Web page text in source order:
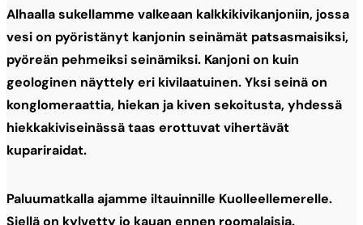
Alhaalla sukellamme valkeaan kalkkikivikanjoniin, jossa
vesi on pyöristänyt kanjonin seinämät patsasmaisiksi,
pyöreän pehmeiksi seinämiksi. Kanjoni on kuin
geologinen näyttely eri kivilaatuinen. Yksi seinä on
konglomeraattia, hiekan ja kiven sekoitusta, yhdessä
hiekkakiviseinässä taas erottuvat vihertävät
kupariraidat.
Paluumatkallaajamme iltauinnille Kuolleellemerelle.
Siellä on kylvetty jo kauan ennen roomalaisia.